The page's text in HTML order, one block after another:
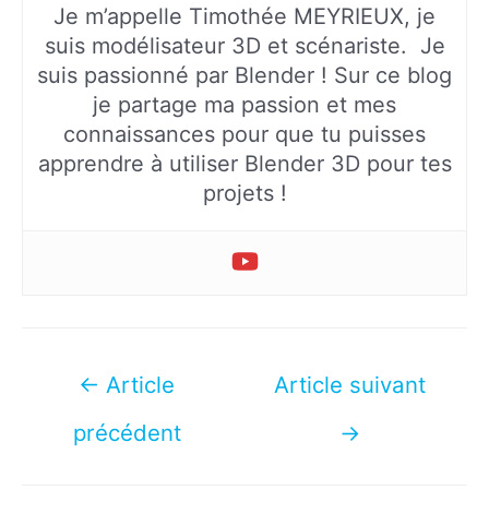
Je m’appelle Timothée MEYRIEUX, je
suis modélisateur 3D et scénariste. Je
suis passionné par Blender ! Sur ce blog
je partage ma passion et mes
connaissances pour que tu puisses
apprendre à utiliser Blender 3D pour tes
projets !
Navigation
l’article
← Article
précédent
Article suivant
→